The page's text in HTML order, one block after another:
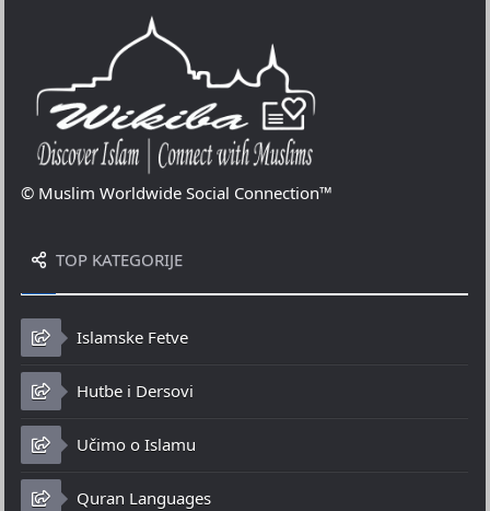
© Muslim Worldwide Social Connection™
TOP KATEGORIJE
Islamske Fetve
Hutbe i Dersovi
Učimo o Islamu
Quran Languages